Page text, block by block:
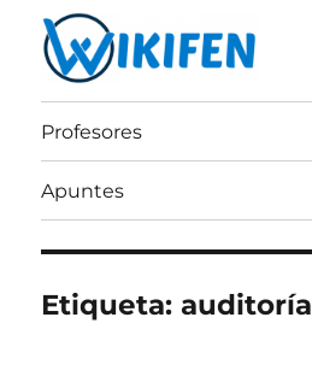
Wikifen
Profesores
Apuntes
Etiqueta:auditoría